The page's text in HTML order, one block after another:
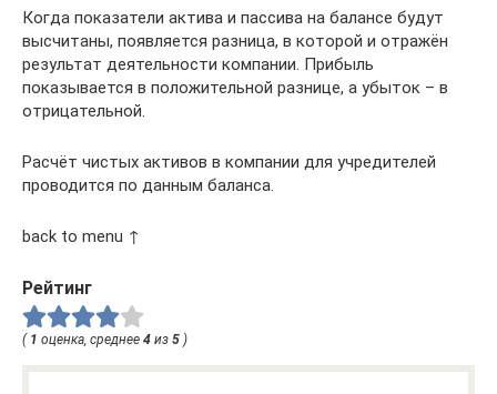
Когда показатели актива и пассива на балансе будут
высчитаны, появляется разница, в которой и отражён
результат деятельности компании. Прибыль
показывается в положительной разнице, а убыток – в
отрицательной.
Расчёт чистых активов в компании для учредителей
проводится по данным баланса.
back to menu ↑
Рейтинг
( 1 оценка, среднее 4 из 5 )